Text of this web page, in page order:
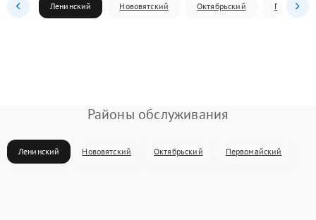
Ленинский Нововятский Октябрьский
Районы обслуживания
Ленинский Нововятский Октябрьский Первомайский